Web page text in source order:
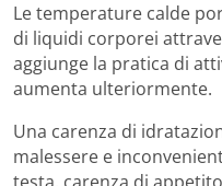
Le temperature calde
di liquidi corporei
aggiunge la pratica di
aumenta ulteriormente.
Una carenza di
malessere e